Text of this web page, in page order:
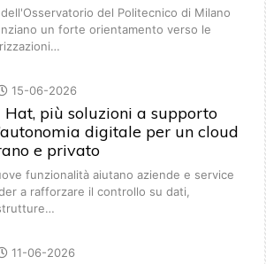
del Politecnico di Milano
un forte orientamento verso le
15-06-2026
Hat, più soluzioni a supporto
digitale per un cloud
e privato
funzionalità aiutano aziende e service
a rafforzare il controllo su dati,
11-06-2026